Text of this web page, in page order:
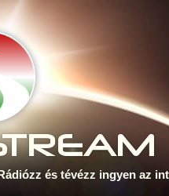
TREAM
és tévézz ingyen az